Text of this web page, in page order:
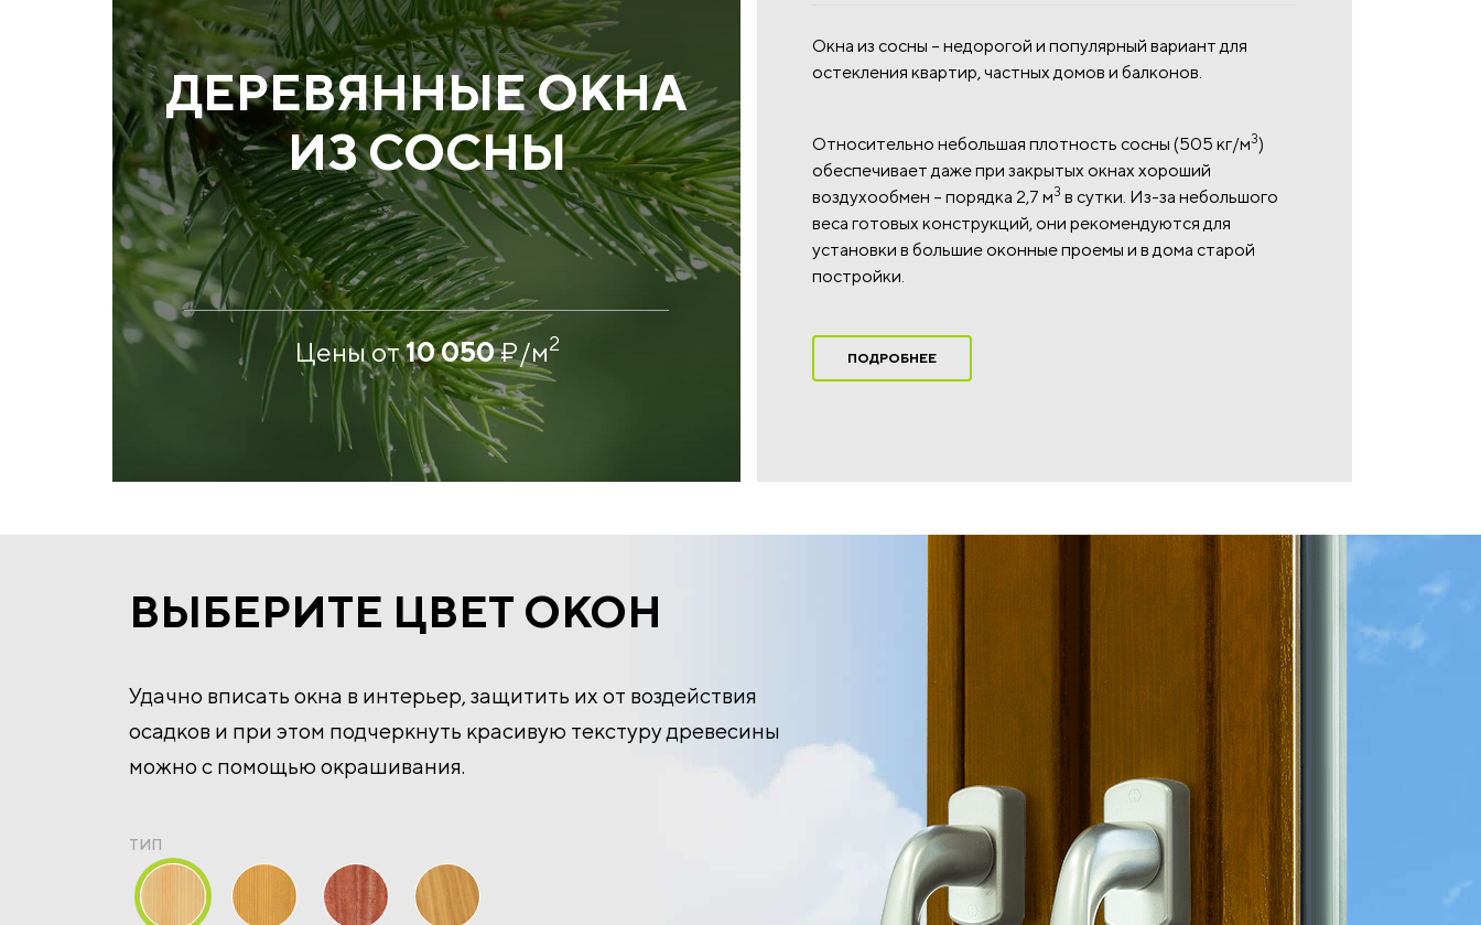
ДЕРЕВЯННЫЕ ОКНА
ИЗ СОСНЫ
Цены от10 050₽/м2
Окна из сосны – недорогой и популярный вариант для
остекления квартир, частных домов и балконов.
Относительно небольшая плотность сосны (505 кг/м3)
обеспечивает даже при закрытых окнах хороший
воздухообмен – порядка 2,7 м3 в сутки. Из-за небольшого
веса готовых конструкций, они рекомендуются для
установки в большие оконные проемы и в дома старой
постройки.
ПОДРОБНЕЕ
ВЫБЕРИТЕ ЦВЕТ ОКОН
Удачно вписать окна в интерьер, защитить их от воздействия
осадков и при этом подчеркнуть красивую текстуру древесины
можно с помощью окрашивания.
ТИП